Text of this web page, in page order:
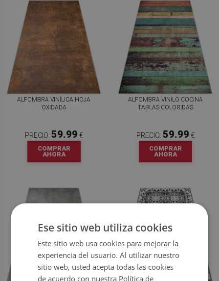
ALFOMBRA VINÍLICA HOJA
OXIDADA
PRECIO: 59.99 €
COMPRAR
AHORA
ALFOMBRA VINILO COCINA
TABLAS COLORIDAS
PRECIO: 59.99 €
COMPRAR
AHORA
Ese sitio web utiliza cookies
Este sitio web usa cookies para mejorar la
experiencia del usuario. Al utilizar nuestro
sitio web, usted acepta todas las cookies
de acuerdo con nuestra Política de